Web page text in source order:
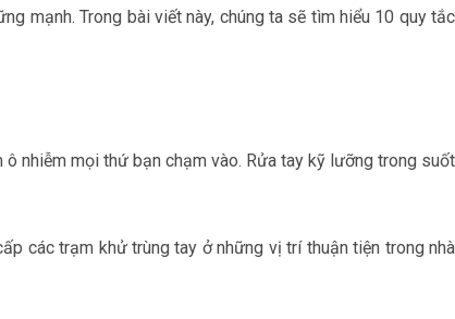
mạnh. Trong bài viết này, chúng ta sẽ tìm hiểu 10 quy tắc
nhiễm mọi thứ bạn chạm vào. Rửa tay kỹ lưỡng trong suốt
các trạm khử trùng tay ở những vị trí thuận tiện trong nhà